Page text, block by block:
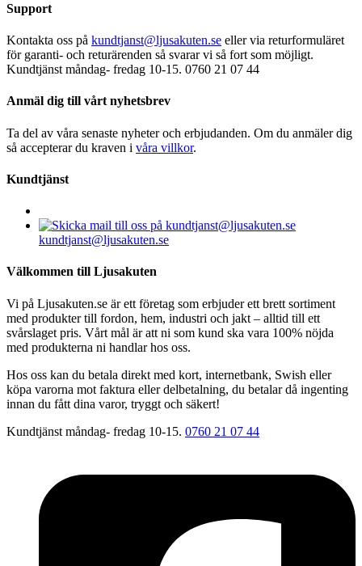
Support
Kontakta oss på kundtjanst@ljusakuten.se eller via returformuläret
för garanti- och returärenden så svarar vi så fort som möjligt.
Kundtjänst måndag- fredag 10-15. 0760 21 07 44
Anmäl dig till vårt nyhetsbrev
Ta del av våra senaste nyheter och erbjudanden. Om du anmäler dig
så accepterar du kraven i våra villkor.
Kundtjänst
kundtjanst@ljusakuten.se
Välkommen till Ljusakuten
Vi på Ljusakuten.se är ett företag som erbjuder ett brett sortiment
med produkter till fordon, hem, industri och jakt – alltid till ett
svårslaget pris. Vårt mål är att ni som kund ska vara 100% nöjda
med produkterna ni handlar hos oss.
Hos oss kan du betala direkt med kort, internetbank, Swish eller
köpa varorna mot faktura eller delbetalning, du betalar då ingenting
innan du fått dina varor, tryggt och säkert!
Kundtjänst måndag- fredag 10-15. 0760 21 07 44